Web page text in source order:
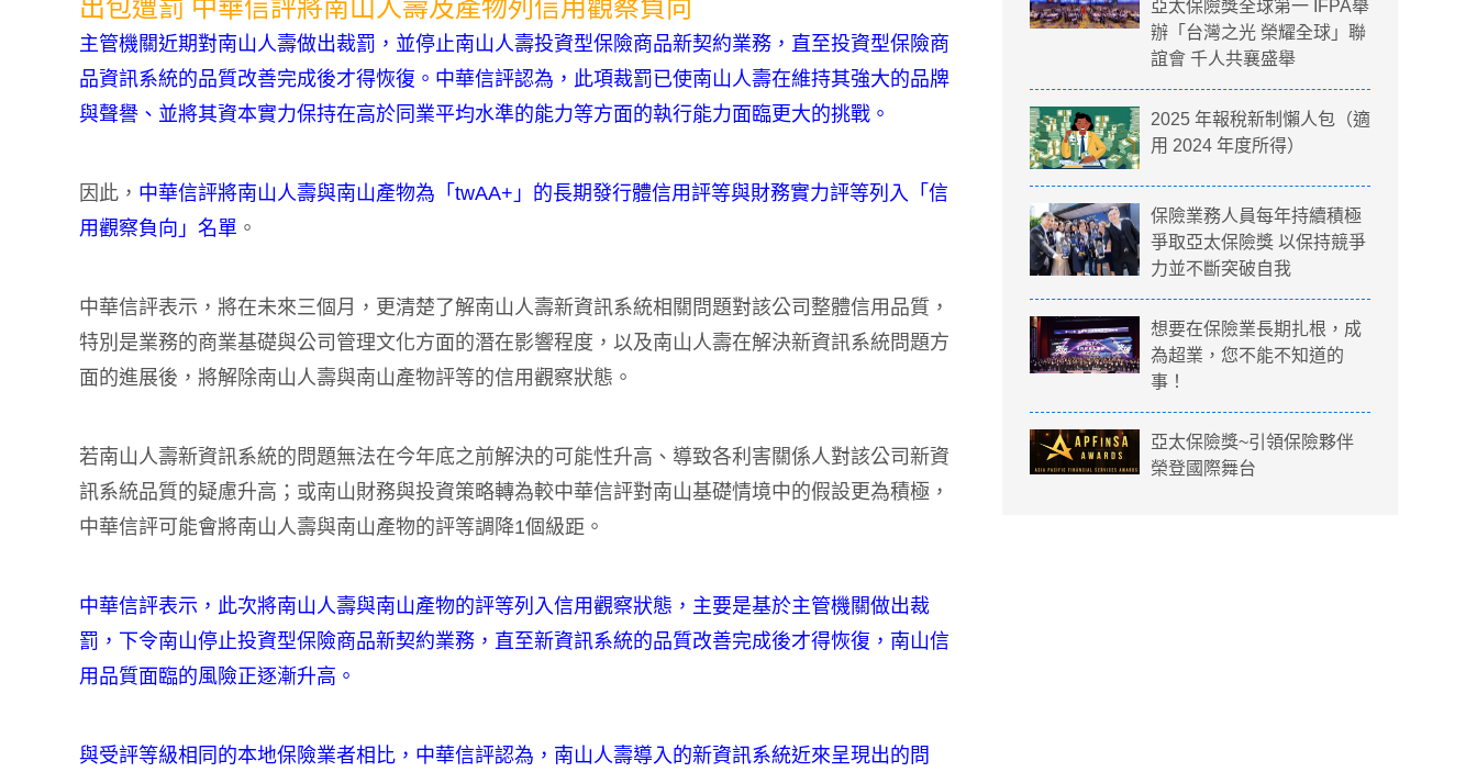
主管機關近期對南山人壽做出裁罰，並停止南山人壽投資型保險商品新契約業務，直至投資型保險商
品資訊系統的品質改善完成後才得恢復。中華信評認為，此項裁罰已使南山人壽在維持其強大的品牌
與聲譽、並將其資本實力保持在高於同業平均水準的能力等方面的執行能力面臨更大的挑戰。
因此， 中華信評將南山人壽與南山產物為「twAA+」的長期發行體信用評等與財務實力評等列入「信
用觀察負向」名單 。
中華信評表示，將在未來三個月，更清楚了解南山人壽新資訊系統相關問題對該公司整體信用品質，
特別是業務的商業基礎與公司管理文化方面的潛在影響程度，以及南山人壽在解決新資訊系統問題方
面的進展後，將解除南山人壽與南山產物評等的信用觀察狀態。
若南山人壽新資訊系統的問題無法在今年底之前解決的可能性升高、導致各利害關係人對該公司新資
訊系統品質的疑慮升高；或南山財務與投資策略轉為較中華信評對南山基礎情境中的假設更為積極，
中華信評可能會將南山人壽與南山產物的評等調降1個級距。
中華信評表示，此次將南山人壽與南山產物的評等列入信用觀察狀態，主要是基於主管機關做出裁
罰，下令南山停止投資型保險商品新契約業務，直至新資訊系統的品質改善完成後才得恢復，南山信
用品質面臨的風險正逐漸升高。
與受評等級相同的本地保險業者相比，中華信評認為，南山人壽導入的新資訊系統近來呈現出的問
亞太保險獎全球第一 IFPA舉
辦「台灣之光 榮耀全球」聯
誼會 千人共襄盛舉
2025 年報稅新制懶人包（適
用 2024 年度所得）
保險業務人員每年持續積極
爭取亞太保險獎 以保持競爭
力並不斷突破自我
想要在保險業長期扎根，成
為超業，您不能不知道的
事！
亞太保險獎~引領保險夥伴
榮登國際舞台